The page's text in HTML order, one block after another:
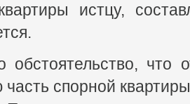
истцу,
обстоятельство, что
часть спорной